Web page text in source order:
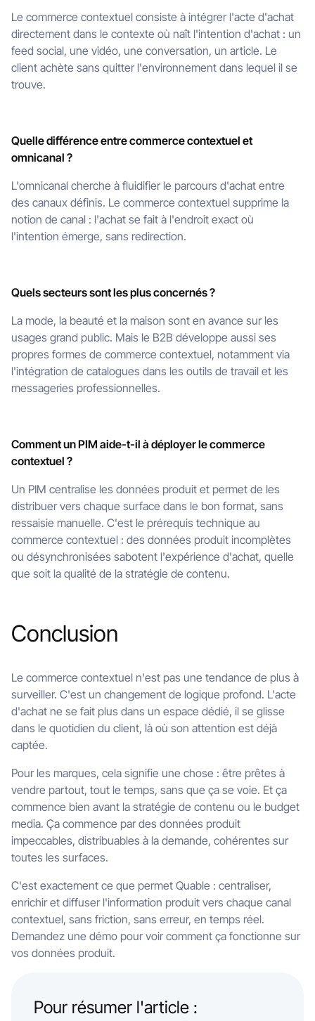
Le commerce contextuel consiste à intégrer l'acte d'achat
directement dans le contexte où naît l'intention d'achat : un
feed social, une vidéo, une conversation, un article. Le
client achète sans quitter l'environnement dans lequel il se
trouve.
Quelle différence entre commerce contextuel et
omnicanal ?
L'omnicanal cherche à fluidifier le parcours d'achat entre
des canaux définis. Le commerce contextuel supprime la
notion de canal : l'achat se fait à l'endroit exact où
l'intention émerge, sans redirection.
Quels secteurs sont les plus concernés ?
La mode, la beauté et la maison sont en avance sur les
usages grand public. Mais le B2B développe aussi ses
propres formes de commerce contextuel, notamment via
l'intégration de catalogues dans les outils de travail et les
messageries professionnelles.
Comment un PIM aide-t-il à déployer le commerce
contextuel ?
Un PIM centralise les données produit et permet de les
distribuer vers chaque surface dans le bon format, sans
ressaisie manuelle. C'est le prérequis technique au
commerce contextuel : des données produit incomplètes
ou désynchronisées sabotent l'expérience d'achat, quelle
que soit la qualité de la stratégie de contenu.
Conclusion
Le commerce contextuel n'est pas une tendance de plus à
surveiller. C'est un changement de logique profond. L'acte
d'achat ne se fait plus dans un espace dédié, il se glisse
dans le quotidien du client, là où son attention est déjà
captée.
Pour les marques, cela signifie une chose : être prêtes à
vendre partout, tout le temps, sans que ça se voie. Et ça
commence bien avant la stratégie de contenu ou le budget
media. Ça commence par des données produit
impeccables, distribuables à la demande, cohérentes sur
toutes les surfaces.
C'est exactement ce que permet Quable : centraliser,
enrichir et diffuser l'information produit vers chaque canal
contextuel, sans friction, sans erreur, en temps réel.
Demandez une démo pour voir comment ça fonctionne sur
vos données produit.
Pour résumer l'article :